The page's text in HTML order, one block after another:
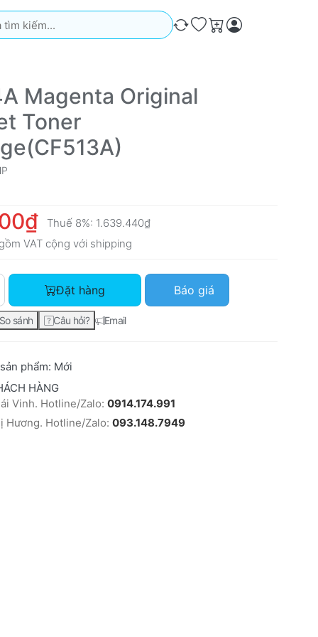
Kết quả sẽ tự động xuất hiện khi bạn nhập. Nhấn phím
So sánh
Ưa thích
Giỏ hàng
Magenta Original
Toner
Thuế 8%: 1.639.440₫
VAT cộng với shipping
HP 204A Magenta Original LaserJet Toner
Đặt hàng Báo giá
So sánh Câu hỏi? Email
phẩm: Mới
HÀNG
Vinh. Hotline/Zalo: 0914.174.991
Hương. Hotline/Zalo: 093.148.7949